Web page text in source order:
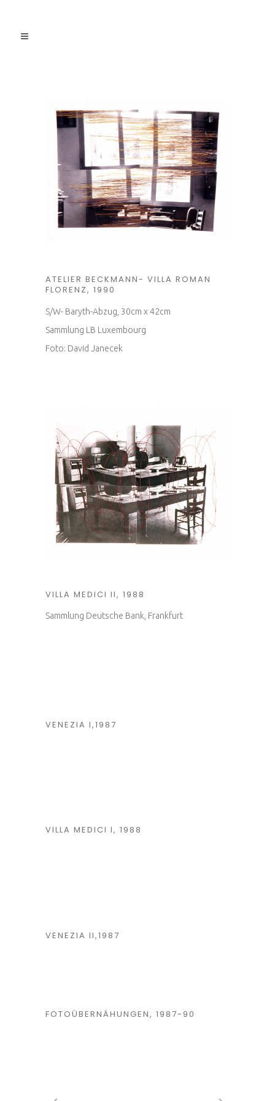
ATELIER BECKMANN- VILLA ROMAN
FLORENZ, 1990
S/W- Baryth-Abzug, 30cm x 42cm
Sammlung LB Luxembourg
Foto: David Janecek
VILLA MEDICI II, 1988
Sammlung Deutsche Bank, Frankfurt
VENEZIA I,1987
VILLA MEDICI I, 1988
VENEZIA II,1987
FOTOÜBERNÄHUNGEN, 1987-90